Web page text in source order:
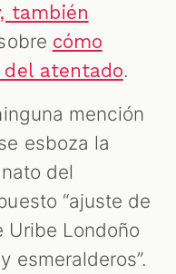
también
cómo
del atentado.
mención
esboza la
del
“ajuste de
Uribe Londoño
esmeralderos”.